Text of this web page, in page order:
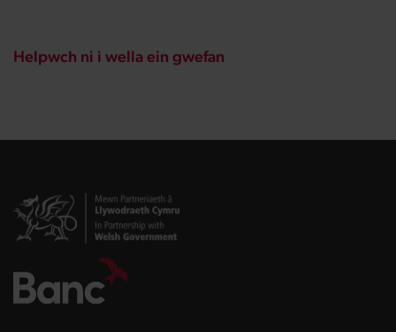
Helpwch ni i wella ein gwefan